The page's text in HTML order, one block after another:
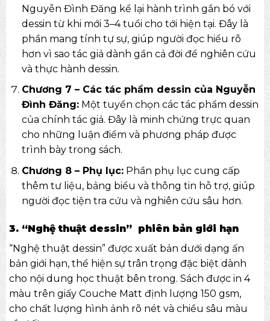
Nguyễn Đình Đăng kể lại hành trình gắn bó với
dessin từ khi mới 3–4 tuổi cho tới hiện tại. Đây là
phần mang tính tự sự, giúp người đọc hiểu rõ
hơn vì sao tác giả dành gần cả đời để nghiên cứu
và thực hành dessin.
Chương 7 – Các tác phẩm dessin của Nguyễn
Đình Đăng:Một tuyển chọn các tác phẩm dessin
của chính tác giả. Đây là minh chứng trực quan
cho những luận điểm và phương pháp được
trình bày trong sách.
Chương 8 – Phụ lục:Phần phụ lục cung cấp
thêm tư liệu, bảng biểu và thông tin hỗ trợ, giúp
người đọc tiện tra cứu và nghiên cứu sâu hơn.
3. “Nghệ thuật dessin” phiên bản giới hạn
“Nghệ thuật dessin” được xuất bản dưới dạng ấn
bản giới hạn, thể hiện sự trân trọng đặc biệt dành
cho nội dung học thuật bên trong. Sách được in 4
màu trên giấy Couche Matt định lượng 150 gsm,
cho chất lượng hình ảnh rõ nét và chiều sâu màu